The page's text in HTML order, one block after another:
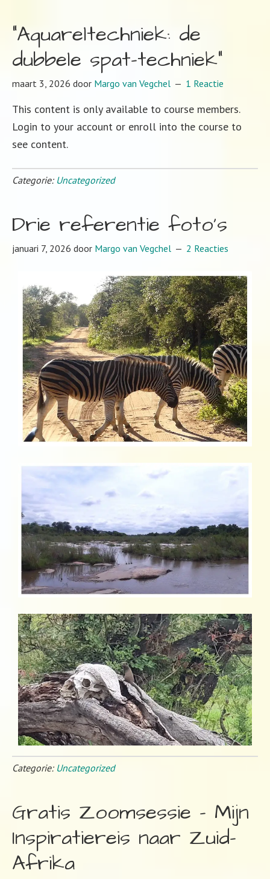
“Aquareltechniek: de
dubbele spat-techniek”
maart 3, 2026 door Margo van Vegchel 1 Reactie
This content is only available to course members.
Login to your account or enroll into the course to
see content.
Categorie: Uncategorized
Drie referentie foto’s
januari 7, 2026 door Margo van Vegchel 2 Reacties
Categorie: Uncategorized
Gratis Zoomsessie – Mijn
Inspiratiereis naar Zuid-
Afrika